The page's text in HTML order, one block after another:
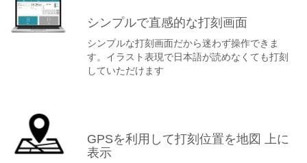
シンプルで直感的な打刻画面
シンプルな打刻画面だから迷わず操作できま
す。イラスト表現で日本語が読めなくても打刻
していただけます
GPSを利用して打刻位置を地図 上に
表示